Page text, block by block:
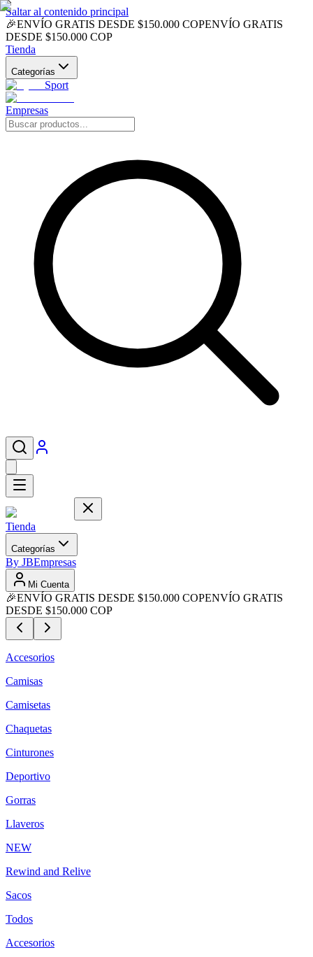
Saltar al contenido principal
🎉ENVÍO GRATIS DESDE $150.000 COPENVÍO GRATIS
DESDE $150.000 COP
Tienda
Categorías
Sport
Empresas
Tienda
Categorías
By JBEmpresas
Mi Cuenta
🎉ENVÍO GRATIS DESDE $150.000 COPENVÍO GRATIS
DESDE $150.000 COP
Accesorios
Camisas
Camisetas
Chaquetas
Cinturones
Deportivo
Gorras
Llaveros
NEW
Rewind and Relive
Sacos
Todos
Accesorios